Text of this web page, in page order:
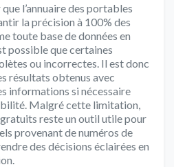
l’annuaire des portables
la précision à 100% des
toute base de données en
possible que certaines
ou incorrectes. Il est donc
résultats obtenus avec
informations si nécessaire
Malgré cette limitation,
reste un outil utile pour
provenant de numéros de
des décisions éclairées en